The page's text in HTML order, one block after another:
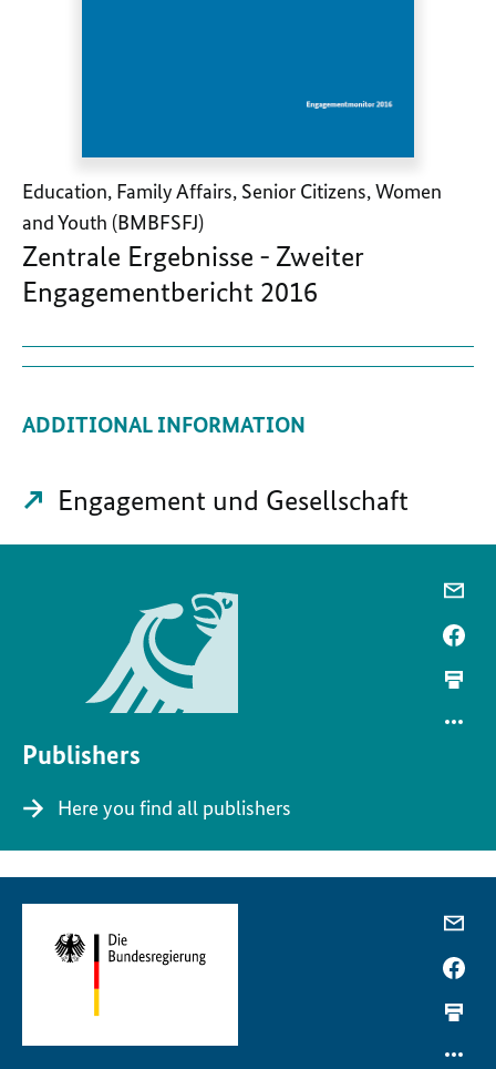
Education, Family Affairs, Senior Citizens, Women
and Youth (BMBFSFJ)
Zentrale Ergebnisse - Zweiter
Engagementbericht 2016
ADDITIONAL INFORMATION
Engagement und Gesellschaft
Publishers
Here you find all publishers